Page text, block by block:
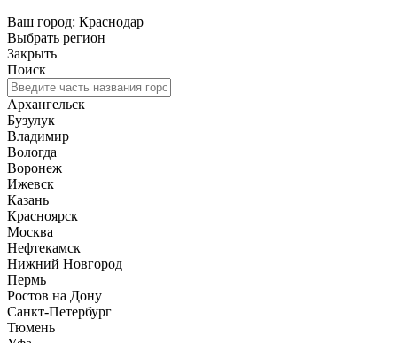
Ваш город: Краснодар
Выбрать регион
Закрыть
Поиск
Архангельск
Бузулук
Владимир
Вологда
Воронеж
Ижевск
Казань
Красноярск
Москва
Нефтекамск
Нижний Новгород
Пермь
Ростов на Дону
Санкт-Петербург
Тюмень